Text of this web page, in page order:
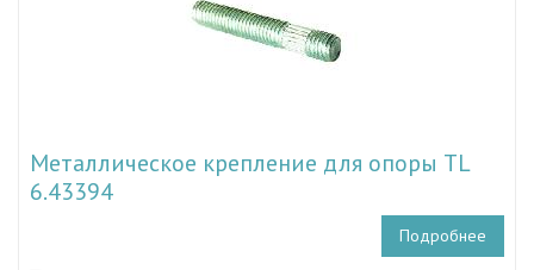
Металлическое крепление для опоры TL
6.43394
Подробнее